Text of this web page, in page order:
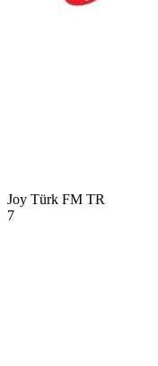
Joy Türk FM TR
7